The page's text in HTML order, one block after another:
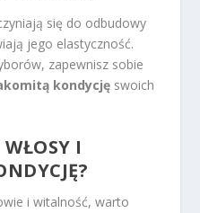
się do odbudowy
jego elastyczność.
zapewnisz sobie
kondycję swoich
I
i witalność, warto